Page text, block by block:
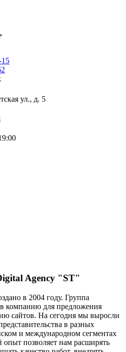
15
ул., д. 5
Agency "ST"
в 2004 году. Группа
в компанию для предложения
сайтов. На сегодня мы выросли
в разных
и международном сегментах
позволяет нам расширять